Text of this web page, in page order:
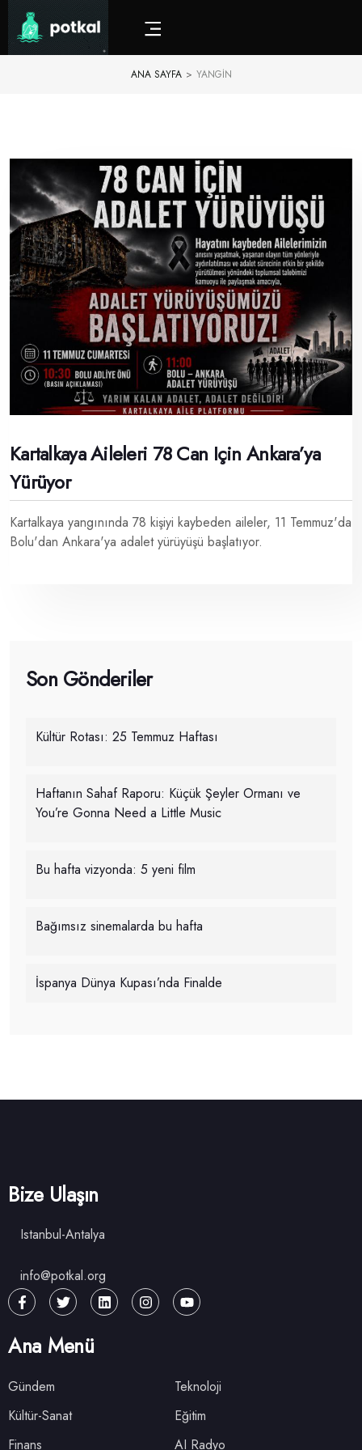
ANA SAYFA > YANGIN
Kartalkaya Aileleri 78 Can Için Ankara’ya
Yürüyor
Kartalkaya yangınında 78 kişiyi kaybeden aileler, 11 Temmuz'da
Bolu'dan Ankara'ya adalet yürüyüşü başlatıyor.
Son Gönderiler
Kültür Rotası: 25 Temmuz Haftası
Haftanın Sahaf Raporu: Küçük Şeyler Ormanı ve
You’re Gonna Need a Little Music
Bu hafta vizyonda: 5 yeni film
Bağımsız sinemalarda bu hafta
İspanya Dünya Kupası’nda Finalde
Bize Ulaşın
Istanbul-Antalya
info@potkal.org
Ana Menü
Gündem
Teknoloji
Kültür-Sanat
Eğitim
Finans
AI Radyo